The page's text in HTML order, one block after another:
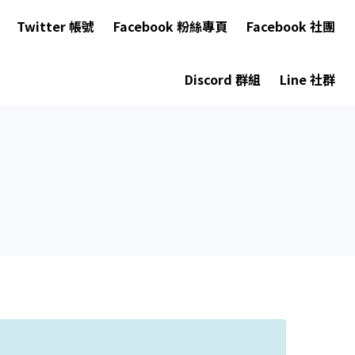
Twitter 帳號 Facebook 粉絲專頁 Facebook 社團
Discord 群組 Line 社群